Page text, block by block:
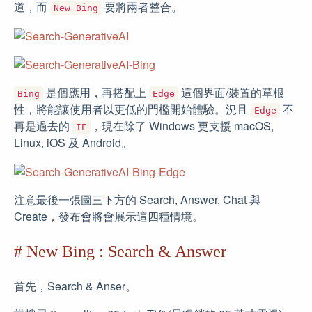
道，而 New Bing 要將兩者整合。
Bing 是個應用，再搭配上 Edge
這個界面/裝置的草根
性，將能讓使用者以更低的門檻開始體驗。況且
Edge
不
再是過去的
IE
，現在除了 Windows 更支援 macOS,
Linux, iOS 及 Android。
注意最後一張圖三下方的 Search, Answer, Chat 與
Create，發布會將會展示這四種情境。
# New Bing : Search & Answer
首先，Search & Anser。